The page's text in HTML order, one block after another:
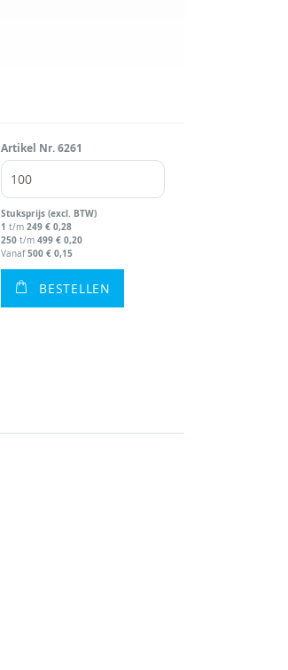
Artikel Nr.6261
Stuksprijs (excl. BTW)
1 t/m 249 € 0,28
250t/m 499 € 0,20
Vanaf500 € 0,15
BESTELLEN